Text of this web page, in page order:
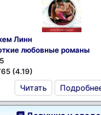
Линн
любовные романы
(4.19)
Читать